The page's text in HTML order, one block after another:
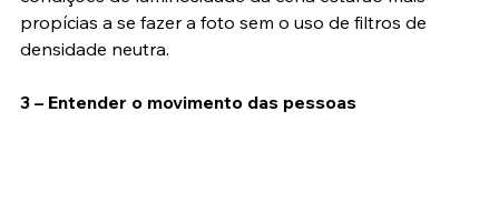
Se for num período noturno, ou no crepúsculo, as
condições de luminosidade da cena estarão mais
densidade neutra.